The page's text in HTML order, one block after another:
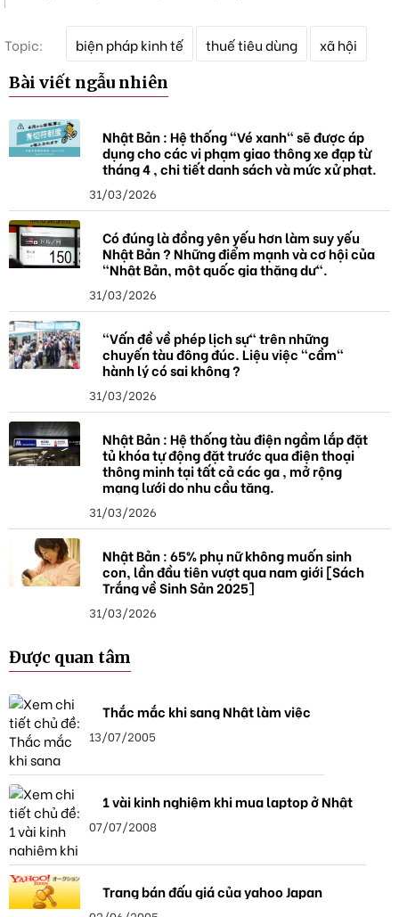
Topic:
k
h
a
biện pháp kinh tế thuế tiêu dùng xã hội
Bài viết ngẫu nhiên
Nhật Bản : Hệ thống "Vé xanh" sẽ được áp
dụng cho các vi phạm giao thông xe đạp từ
tháng 4 , chi tiết danh sách và mức xử phạt.
31/03/2026
Có đúng là đồng yên yếu hơn làm suy yếu
Nhật Bản ? Những điểm mạnh và cơ hội của
"Nhật Bản, một quốc gia thặng dư".
31/03/2026
"Vấn đề về phép lịch sự" trên những
chuyến tàu đông đúc. Liệu việc "cầm"
hành lý có sai không ?
31/03/2026
Nhật Bản : Hệ thống tàu điện ngầm lắp đặt
tủ khóa tự động đặt trước qua điện thoại
thông minh tại tất cả các ga , mở rộng
mạng lưới do nhu cầu tăng.
31/03/2026
Nhật Bản : 65% phụ nữ không muốn sinh
con, lần đầu tiên vượt qua nam giới [Sách
Trắng về Sinh Sản 2025]
31/03/2026
Được quan tâm
Thắc mắc khi sang Nhật làm việc
13/07/2005
1 vài kinh nghiệm khi mua laptop ở Nhật
07/07/2008
Trang bán đấu giá của yahoo Japan